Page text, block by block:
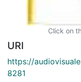
Click on
URI
https://
8281